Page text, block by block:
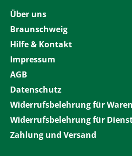
Über uns
Braunschweig
Hilfe & Kontakt
Impressum
AGB
Datenschutz
Widerrufsbelehrung für Waren
Widerrufsbelehrung für
Zahlung und Versand